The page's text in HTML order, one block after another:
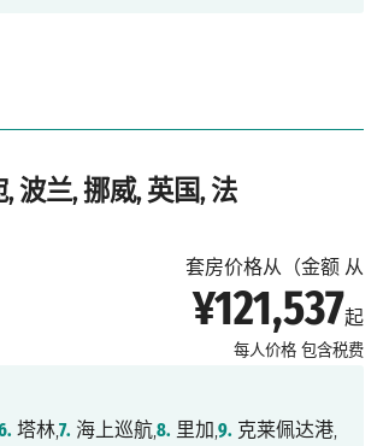
波兰, 挪威, 英国, 法
套房价格从（金额 从
¥121,537起
每人价格 包含税费
塔林,7. 海上巡航,8. 里加,9. 克莱佩达港,